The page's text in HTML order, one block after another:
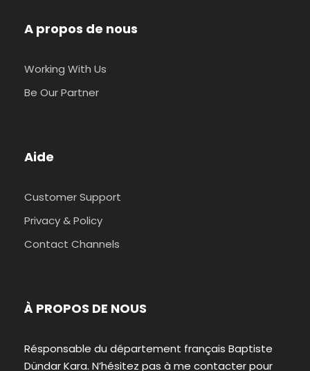
A propos de nous
Working With Us
Be Our Partner
Aide
Customer Support
Privacy & Policy
Contact Channels
À PROPOS DE NOUS
Résponsable du département français Baptiste
Dündar Kara. N’hésitez pas à me contacter pour